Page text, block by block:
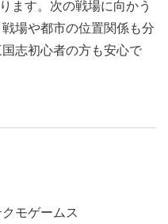
ます。次の戦場に向かう
場や都市の位置関係も分
志初心者の方も安心で
モゲームス